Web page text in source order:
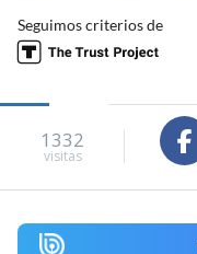
Seguimos criterios de
1332
visitas